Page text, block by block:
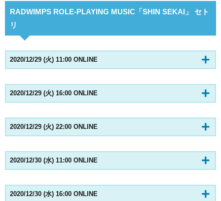
RADWIMPS ROLE-PLAYING MUSIC「SHIN SEKAI」 セト
リ
2020/12/29 (火) 11:00 ONLINE
2020/12/29 (火) 16:00 ONLINE
2020/12/29 (火) 22:00 ONLINE
2020/12/30 (水) 11:00 ONLINE
2020/12/30 (水) 16:00 ONLINE